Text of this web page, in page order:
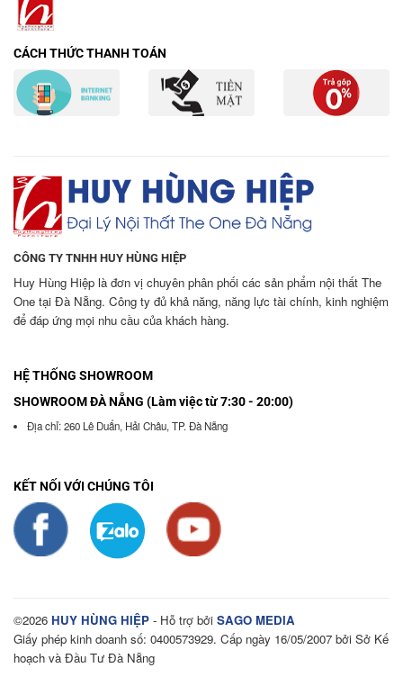
CÁCH THỨC THANH TOÁN
CÔNG TY TNHH HUY HÙNG HIỆP
Huy Hùng Hiệp là đơn vị chuyên phân phối các sản phẩm nội thất The
One tại Đà Nẵng. Công ty đủ khả năng, năng lực tài chính, kinh nghiệm
để đáp ứng mọi nhu cầu của khách hàng.
HỆ THỐNG SHOWROOM
SHOWROOM ĐÀ NẴNG (Làm việc từ 7:30 - 20:00)
Địa chỉ: 260 Lê Duẩn, Hải Châu, TP. Đà Nẵng
KẾT NỐI VỚI CHÚNG TÔI
©2026 HUY HÙNG HIỆP - Hỗ trợ bởi SAGO MEDIA
Giấy phép kinh doanh số: 0400573929. Cấp ngày 16/05/2007 bởi Sở Kế
hoạch và Đầu Tư Đà Nẵng